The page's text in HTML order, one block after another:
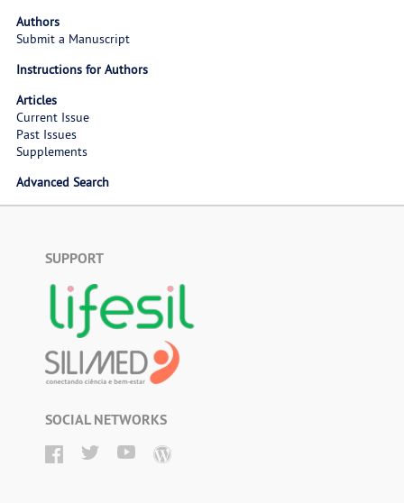
Authors
Submit a Manuscript
Instructions for Authors
Articles
Current Issue
Past Issues
Supplements
Advanced Search
SUPPORT
SOCIAL NETWORKS